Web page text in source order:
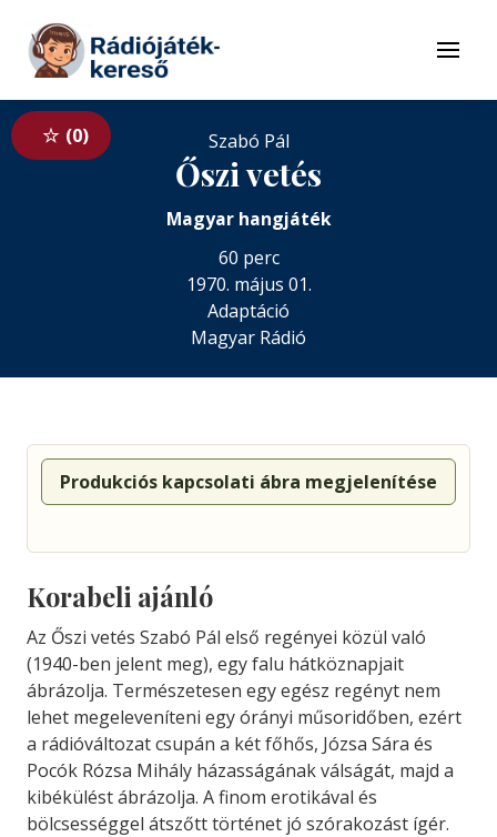
Tovább a tartalomhoz
Menü
0 Szabó Pál
Őszi vetés
Magyar hangjáték
60 perc
1970. május 01.
Adaptáció
Magyar Rádió
Produkciós kapcsolati ábra megjelenítése
Korabeli ajánló
Az Őszi vetés Szabó Pál első regényei közül való
(1940-ben jelent meg), egy falu hátköznapjait
ábrázolja. Természetesen egy egész regényt nem
lehet megeleveníteni egy órányi műsoridőben, ezért
a rádióváltozat csupán a két főhős, Józsa Sára és
Pocók Rózsa Mihály házasságának válságát, majd a
kibékülést ábrázolja. A finom erotikával és
bölcsességgel átszőtt történet jó szórakozást ígér.